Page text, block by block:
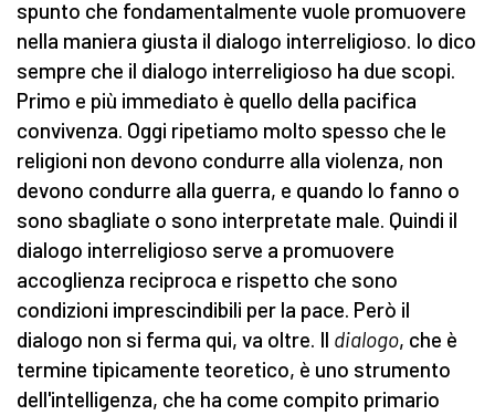
spunto che fondamentalmente vuole promuovere
nella maniera giusta il dialogo interreligioso. Io dico
sempre che il dialogo interreligioso ha due scopi.
Primo e più immediato è quello della pacifica
convivenza. Oggi ripetiamo molto spesso che le
religioni non devono condurre alla violenza, non
devono condurre alla guerra, e quando lo fanno o
sono sbagliate o sono interpretate male. Quindi il
dialogo interreligioso serve a promuovere
accoglienza reciproca e rispetto che sono
condizioni imprescindibili per la pace. Però il
dialogo non si ferma qui, va oltre. Il dialogo, che è
termine tipicamente teoretico, è uno strumento
dell'intelligenza, che ha come compito primario